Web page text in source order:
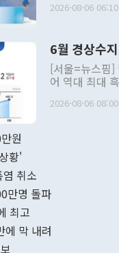
발언 중에는
주의적 희망에
관의 대북 정
관 부처 장관
관의 무리한
다. [정동영 통일부 장관이 지난달 23일 오후 서울 종로구 정부서울청사에
무너졌다고도
함께 4자 대화
2026-08-06 06:10
6월 경상수
[서울=뉴스핌]
어 역대 최대
료=한국은행] 한국은행이 6일 발표한 '2026년 6월 국제수지(잠정)'에 따르
며 월간 기준
196.9% 급증
수출은
2026-08-06 08:00
원
황'
취소
만명 돌파
최고
에 막 내려